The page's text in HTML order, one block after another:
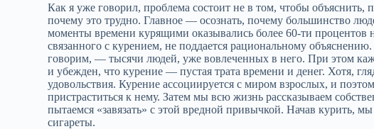
Как я уже говорил, проблема состоит не в том, чтобы объяснить,
почему это трудно. Главное — осознать, почему большинство
моменты времени курящими оказывались более 60‑ти
связанного с курением, не поддается рациональному
говорим, — тысячи людей, уже вовлеченных в него. При этом
и убежден, что курение — пустая трата времени и денег. Хотя,
удовольствия. Курение ассоциируется с миром взрослых, и
пристраститься к нему. Затем мы всю жизнь рассказываем
пытаемся «завязать» с этой вредной привычкой. Начав курить,
сигареты.